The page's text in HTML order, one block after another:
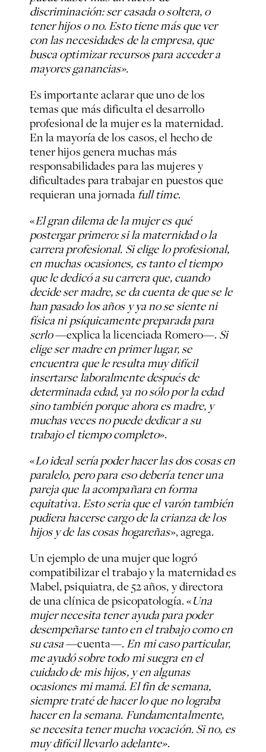
discriminación: ser casada o soltera, o
tener hijos o no. Esto tiene más que ver
con las necesidades de la empresa, que
busca optimizar recursos para acceder a
mayores ganancias».
Es importante aclarar que uno de los
temas que más dificulta el desarrollo
profesional de la mujer es la maternidad.
En la mayoría de los casos, el hecho de
tener hijos genera muchas más
responsabilidades para las mujeres y
dificultades para trabajar en puestos que
requieran una jornadafull time.
«El gran dilema de la mujer es qué
postergar primero: si la maternidad o la
carrera profesional. Si elige lo profesional,
en muchas ocasiones, es tanto el tiempo
que le dedicó a su carrera que, cuando
decide ser madre, se da cuenta de que se le
han pasado los años y ya no se siente ni
física ni psíquicamente preparada para
serlo—explica la licenciada Romero—. Si
elige ser madre en primer lugar, se
encuentra que le resulta muy difícil
insertarse laboralmente después de
determinada edad, ya no sólo por la edad
sino también porque ahora es madre, y
muchas veces no puede dedicar a su
trabajo el tiempo completo».
«Lo ideal sería poder hacer las dos cosas en
paralelo, pero para eso debería tener una
pareja que la acompañara en forma
equitativa. Esto seria que el varón también
pudiera hacerse cargo de la crianza de los
hijos y de las cosas hogareñas», agrega.
Un ejemplo de una mujer que logró
compatibilizar el trabajo y la maternidad es
Mabel, psiquiatra, de 52 años, y directora
de una clínica de psicopatología. «Una
mujer necesita tener ayuda para poder
desempeñarse tanto en el trabajo como en
su casa—cuenta—.En mi caso particular,
me ayudó sobre todo mi suegra en el
cuidado de mis hijos, y en algunas
ocasiones mi mamá. El fin de semana,
siempre traté de hacer lo que no lograba
hacer en la semana. Fundamentalmente,
se necesita tener mucha vocación. Si no, es
muy difícil llevarlo adelante».